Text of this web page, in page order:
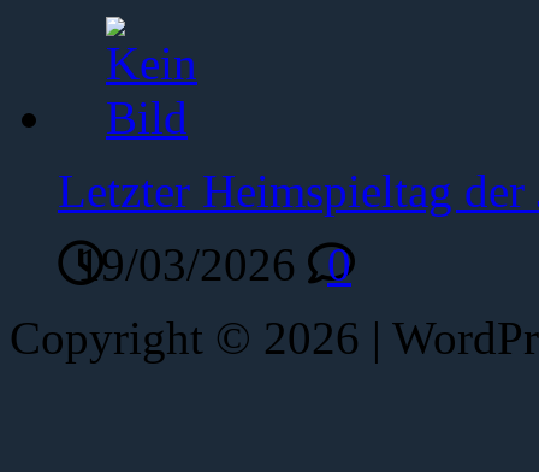
Letzter Heimspieltag der
19/03/2026
0
Copyright © 2026 |